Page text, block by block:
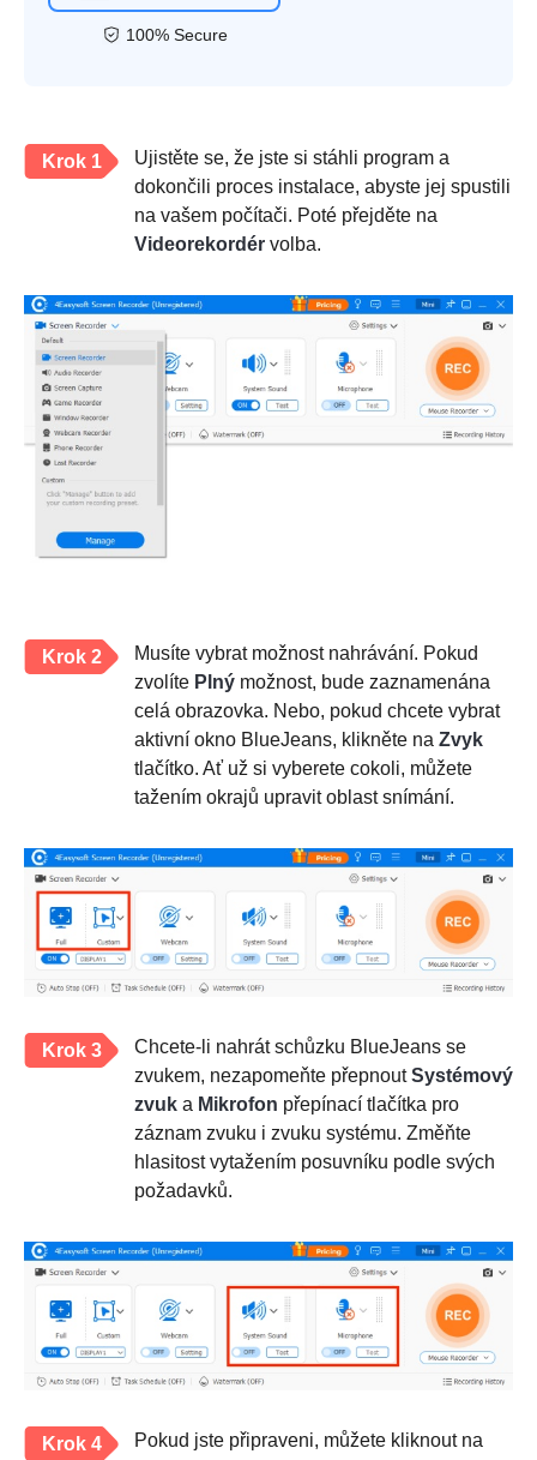
100% Secure
Krok 1
Ujistěte se, že jste si stáhli program a
dokončili proces instalace, abyste jej spustili
na vašem počítači. Poté přejděte na
Videorekordér volba.
Krok 2
Musíte vybrat možnost nahrávání. Pokud
zvolíte Plný možnost, bude zaznamenána
celá obrazovka. Nebo, pokud chcete vybrat
aktivní okno BlueJeans, klikněte na Zvyk
tlačítko. Ať už si vyberete cokoli, můžete
tažením okrajů upravit oblast snímání.
Krok 3
Chcete-li nahrát schůzku BlueJeans se
zvukem, nezapomeňte přepnoutSystémový
zvuk a Mikrofon přepínací tlačítka pro
záznam zvuku i zvuku systému. Změňte
hlasitost vytažením posuvníku podle svých
požadavků.
Krok 4
Pokud jste připraveni, můžete kliknout na